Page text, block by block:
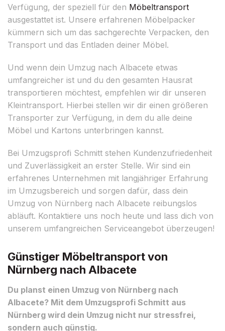
Verfügung, der speziell für den Möbeltransport
ausgestattet ist. Unsere erfahrenen Möbelpacker
kümmern sich um das sachgerechte Verpacken, den
Transport und das Entladen deiner Möbel.
Und wenn dein Umzug nach Albacete etwas
umfangreicher ist und du den gesamten Hausrat
transportieren möchtest, empfehlen wir dir unseren
Kleintransport. Hierbei stellen wir dir einen größeren
Transporter zur Verfügung, in dem du alle deine
Möbel und Kartons unterbringen kannst.
Bei Umzugsprofi Schmitt stehen Kundenzufriedenheit
und Zuverlässigkeit an erster Stelle. Wir sind ein
erfahrenes Unternehmen mit langjähriger Erfahrung
im Umzugsbereich und sorgen dafür, dass dein
Umzug von Nürnberg nach Albacete reibungslos
abläuft. Kontaktiere uns noch heute und lass dich von
unserem umfangreichen Serviceangebot überzeugen!
Günstiger Möbeltransport von
Nürnberg nach Albacete
Du planst einen Umzug von Nürnberg nach
Albacete? Mit dem Umzugsprofi Schmitt aus
Nürnberg wird dein Umzug nicht nur stressfrei,
sondern auch günstig.